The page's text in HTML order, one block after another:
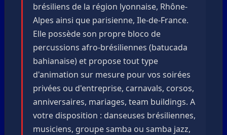
brésiliens de la région lyonnaise, Rhône-
Alpes ainsi que parisienne, Ile-de-France.
Elle possède son propre bloco de
percussions afro-brésiliennes (batucada
bahianaise) et propose tout type
d'animation sur mesure pour vos soirées
privées ou d'entreprise, carnavals, corsos,
anniversaires, mariages, team buildings. A
votre disposition : danseuses brésiliennes,
musiciens, groupe samba ou samba jazz,